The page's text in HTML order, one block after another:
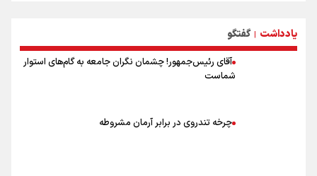
۲۰ نکته دوستانه درباره پیاده روی اربعین و عراقی ها
یادداشت | گفتگو
آقای رئیس‌جمهور! چشمان نگران جامعه به گام‌های استوار
شماست
چرخه تندروی در برابر آرمان مشروطه